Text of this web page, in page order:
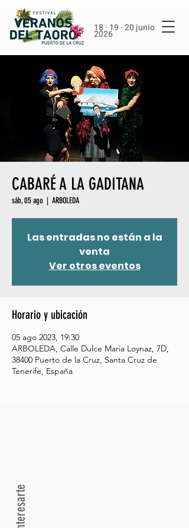
18 · 19 · 20 junio
2026
CABARÉ A LA GADITANA
sáb, 05 ago
  |
ARBOLEDA
Las entradas no están a la
venta
Ver otros eventos
Horario y ubicación
05 ago 2023, 19:30
ARBOLEDA, Calle Dulce Maria Loynaz, 7D,
38400 Puerto de la Cruz, Santa Cruz de
Tenerife, España